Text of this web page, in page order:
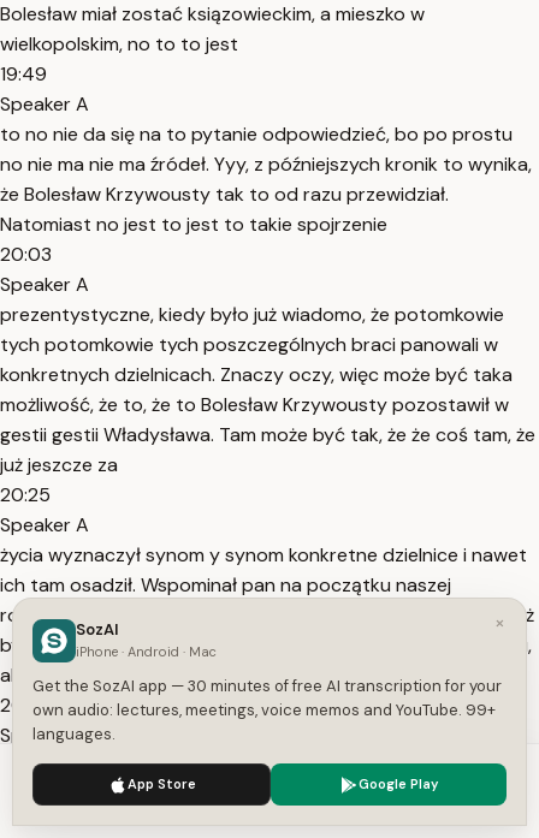
Bolesław miał zostać ksiązowieckim, a mieszko w
wielkopolskim, no to to jest
19:49
Speaker A
to no nie da się na to pytanie odpowiedzieć, bo po prostu
no nie ma nie ma źródeł. Yyy, z późniejszych kronik to wynika,
że Bolesław Krzywousty tak to od razu przewidział.
Natomiast no jest to jest to takie spojrzenie
20:03
Speaker A
prezentystyczne, kiedy było już wiadomo, że potomkowie
tych potomkowie tych poszczególnych braci panowali w
konkretnych dzielnicach. Znaczy oczy, więc może być taka
możliwość, że to, że to Bolesław Krzywousty pozostawił w
gestii gestii Władysława. Tam może być tak, że że coś tam, że
już jeszcze za
20:25
Speaker A
życia wyznaczył synom y synom konkretne dzielnice i nawet
ich tam osadził. Wspominał pan na początku naszej
rozmowy, że był istniał już wtedy taki urząd wojewody. On już
był wcześniej wcześniej poświadczony istnienia tego urzędu,
ale jaką rolę w państwie Piastów
20:42
Speaker A
w tym czasie, w pierwszej połowie X wieku, ale też w drugiej
pełnił wojewoda? Czy to był gwarant?
20:50
We use cookies to enhance your experience.
×
SozAI
iPhone · Android · Mac
Get the SozAI app — 30 minutes of free AI transcription for your
own audio: lectures, meetings, voice memos and YouTube. 99+
languages.
App Store Google Play